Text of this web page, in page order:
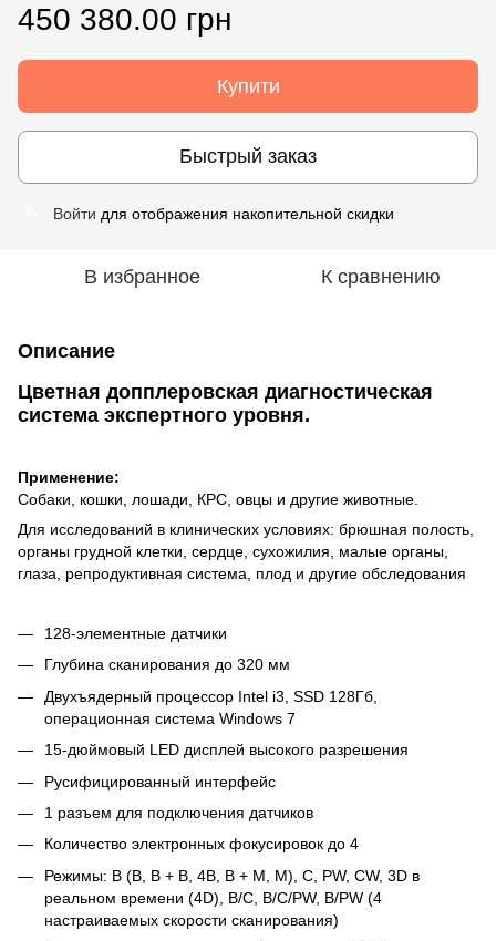
450 380.00 грн
Купити
Быстрый заказ
Войти для отображения накопительной скидки
В избранное К сравнению
Описание
Цветная допплеровская диагностическая
система экспертного уровня.
Применение:
Собаки, кошки, лошади, КРС, овцы и другие животные.
Для исследований в клинических условиях: брюшная полость,
органы грудной клетки, сердце, сухожилия, малые органы,
глаза, репродуктивная система, плод и другие обследования
128-элементные датчики
Глубина сканирования до 320 мм
Двухъядерный процессор Intel i3, SSD 128Гб,
операционная система Windows 7
15-дюймовый LED дисплей высокого разрешения
Русифицированный интерфейс
1 разъем для подключения датчиков
Количество электронных фокусировок до 4
Режимы: B (B, B + B, 4B, B + M, M), C, PW, CW, 3D в
реальном времени (4D), B/C, B/C/PW, B/PW (4
настраиваемых скорости сканирования)